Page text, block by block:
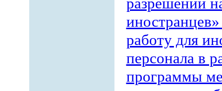
работу для
персонала в
программы